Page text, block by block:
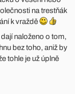
na trestňák
k vraždě
naloženo o tom,
bez toho, aniž by
tohle je už úplně